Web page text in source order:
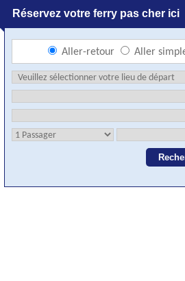
Réservez votre ferry pas cher ici
Aller-retour Aller